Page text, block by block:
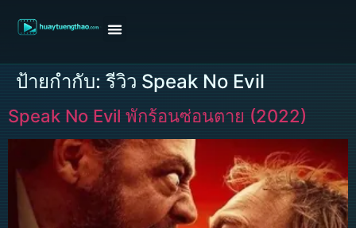
ป้ายกำกับ: รีวิว Speak No Evil
Speak No Evil พักร้อนซ่อนตาย (2022)